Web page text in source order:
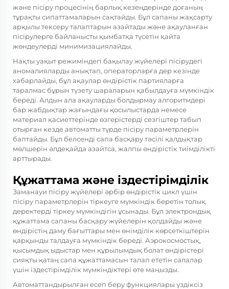
және пісіру процесінің барлық кезеңдерінде доғаның
тұрақты сипаттамаларын сақтайды. Бұл сапаны жақсарту
арқылы тексеру талаптарын азайтады және ақауланған
пісірулерге байланысты қымбатқа түсетін қайта
жөндеулерді минимизациялайды.
Нақты уақыт режиміндегі бақылау жүйелері пісірудегі
аномалияларды анықтап, операторларға дер кезінде
хабарлайды, бұл ақаулар өндірістік партияларға
таралмас бұрын түзету шараларын қабылдауға мүмкіндік
береді. Алдын ала ақауларды болдырмау алгоритмдері
бар жабдықтар жағындағы қосылыстарда немесе
материал қасиеттерінде өзгерістерді сезгіштер табып
отырған кезде автоматты түрде пісіру параметрлерін
баптайды. Бұл белсенді сапа басқару тәсілі қалдықтар
мөлшерін әлдеқайда азайтса, жалпы өндірістік тиімділікті
арттырады.
Құжаттама және іздестірімділік
Заманауи пісіру жүйелері әрбір өндірістік цикл үшін
пісіру параметрлерін тіркеуге мүмкіндік беретін толық
деректерді тіркеу мүмкіндігін ұсынады. Бұл электрондық
құжаттама сапаны басқару жүйелерін қолдайды және
өндірістің даму бағыттары мен өнімділік көрсеткіштерін
қарқынды талдауға мүмкіндік береді. Аэрокосмостық,
қысымдық ыдыстар мен құрылымдық болат өндірістері
сияқты қатаң сапа құжаттамасын талап ететін салалар
үшін іздестірімділік мүмкіндіктері өте маңызды.
Автоматтандырылған есеп беру функциялары үздіксіз